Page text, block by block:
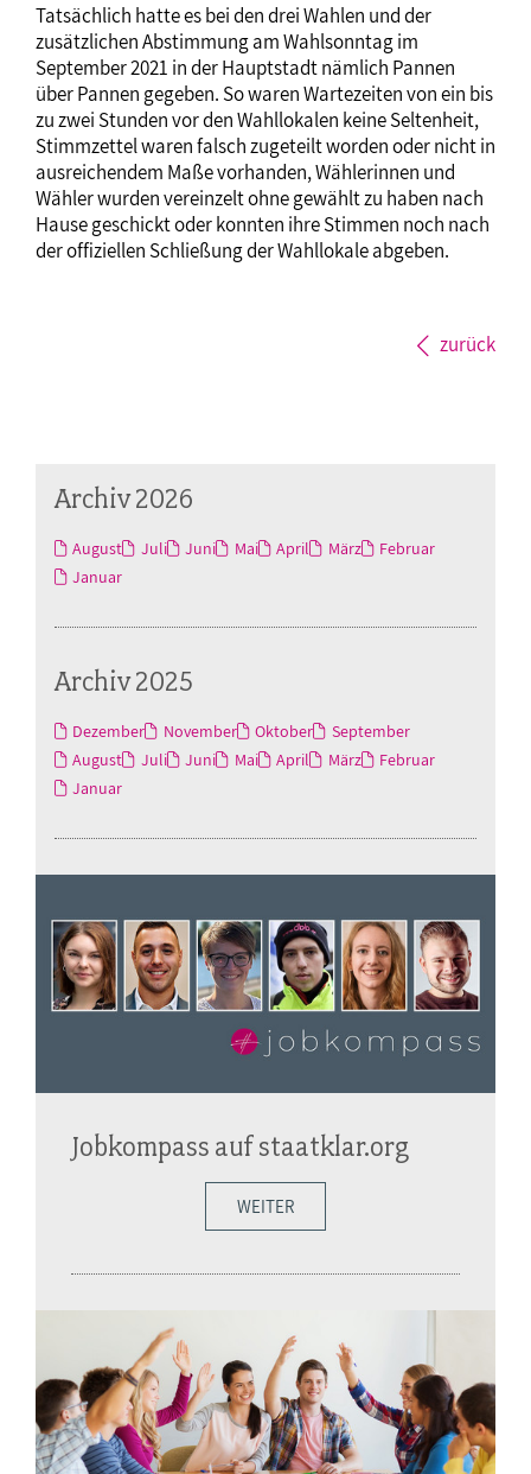
Tatsächlich hatte es bei den drei Wahlen und der
zusätzlichen Abstimmung am Wahlsonntag im
September 2021 in der Hauptstadt nämlich Pannen
über Pannen gegeben. So waren Wartezeiten von ein bis
zu zwei Stunden vor den Wahllokalen keine Seltenheit,
Stimmzettel waren falsch zugeteilt worden oder nicht in
ausreichendem Maße vorhanden, Wählerinnen und
Wähler wurden vereinzelt ohne gewählt zu haben nach
Hause geschickt oder konnten ihre Stimmen noch nach
der offiziellen Schließung der Wahllokale abgeben.
zurück
Archiv 2026
August Juli Juni Mai April März
Februar
Januar
Archiv 2025
Dezember November Oktober
September
August
Juli Juni Mai April März
Februar
Januar
Jobkompass auf staatklar.org
WEITER